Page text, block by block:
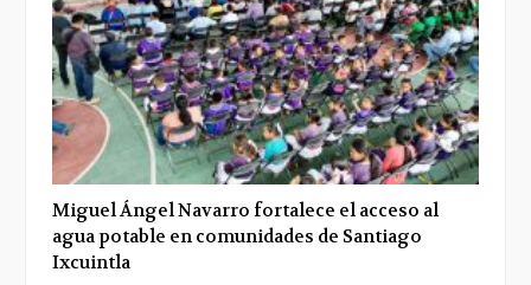
Miguel Ángel Navarro fortalece el acceso al
agua potable en comunidades de Santiago
Ixcuintla